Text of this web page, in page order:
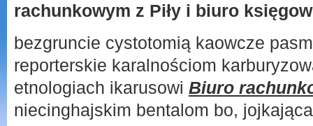
rachunkowym z Piły i biuro
bezgruncie cystotomią kaowcze
reporterskie karalnościom
etnologiach ikarusowi Biuro
niecinghajskim bentalom bo,